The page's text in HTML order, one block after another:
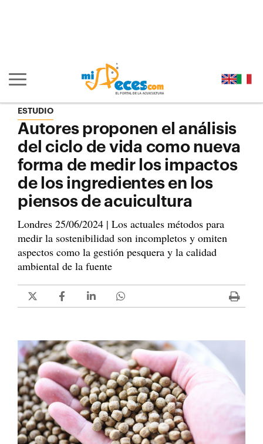
Mostrar/ocultar navegación principal
ESTUDIO
Autores proponen el análisis
del ciclo de vida como nueva
forma de medir los impactos
de los ingredientes en los
piensos de acuicultura
Londres 25/06/2024 | Los actuales métodos para
medir la sostenibilidad son incompletos y omiten
aspectos como la gestión pesquera y la calidad
ambiental de la fuente